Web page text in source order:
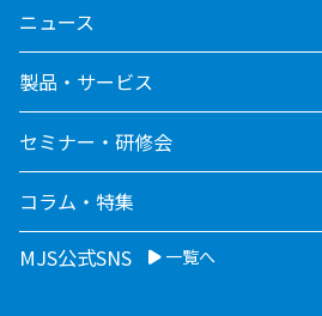
ニュース
製品・サービス
セミナー・研修会
コラム・特集
MJS公式SNS
一覧へ